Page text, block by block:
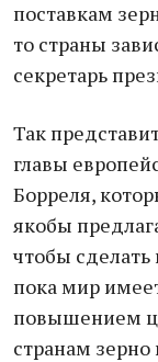
поставкам
то страны
секретарь
Так
главы
Борреля,
якобы
чтобы
пока мир
повышением
странам